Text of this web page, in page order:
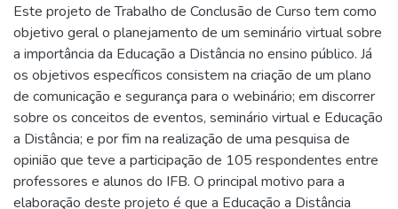
Este projeto de Trabalho de Conclusão de Curso tem como
objetivo geral o planejamento de um seminário virtual sobre
a importância da Educação a Distância no ensino público. Já
os objetivos específicos consistem na criação de um plano
de comunicação e segurança para o webinário; em discorrer
sobre os conceitos de eventos, seminário virtual e Educação
a Distância; e por fim na realização de uma pesquisa de
opinião que teve a participação de 105 respondentes entre
professores e alunos do IFB. O principal motivo para a
elaboração deste projeto é que a Educação a Distância